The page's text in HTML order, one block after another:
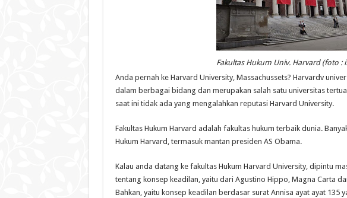
Fakultas Hukum Univ. Harvard (foto :
Anda pernah ke Harvard University, Massachussets? Harvardv
dalam berbagai bidang dan merupakan salah satu universitas
saat ini tidak ada yang mengalahkan reputasi Harvard University.
Fakultas Hukum Harvard adalah fakultas hukum terbaik dunia.
Hukum Harvard, termasuk mantan presiden AS Obama.
Kalau anda datang ke fakultas Hukum Harvard University, dipintu
tentang konsep keadilan, yaitu dari Agustino Hippo, Magna Carta
Bahkan, yaitu konsep keadilan berdasar surat Annisa ayat ayat 135